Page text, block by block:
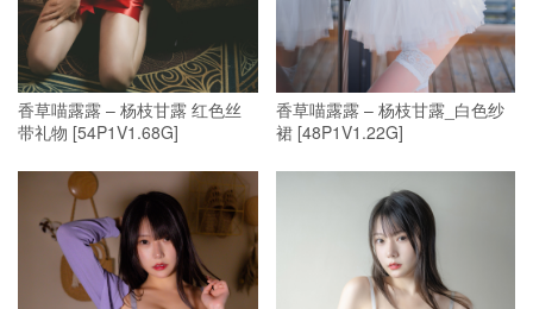
香草喵露露 – 杨枝甘露 红色丝
带礼物 [54P1V1.68G]
香草喵露露 – 杨枝甘露_白色纱
裙 [48P1V1.22G]